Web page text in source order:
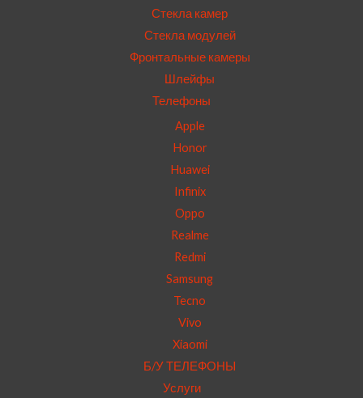
Стекла камер
Стекла модулей
Фронтальные камеры
Шлейфы
Телефоны
Apple
Honor
Huawei
Infinix
Oppo
Realme
Redmi
Samsung
Tecno
Vivo
Xiaomi
Б/У ТЕЛЕФОНЫ
Услуги